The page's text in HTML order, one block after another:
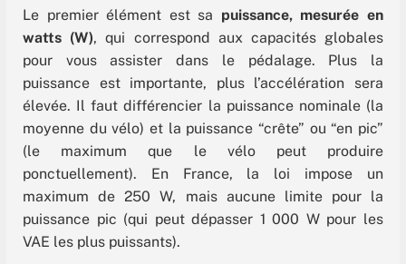
Le premier élément est sa puissance, mesurée en
watts (W), qui correspond aux capacités globales
pour vous assister dans le pédalage. Plus la
puissance est importante, plus l’accélération sera
élevée. Il faut différencier la puissance nominale (la
moyenne du vélo) et la puissance “crête” ou “en pic”
(le maximum que le vélo peut produire
ponctuellement). En France, la loi impose un
maximum de 250 W, mais aucune limite pour la
puissance pic (qui peut dépasser 1 000 W pour les
VAE les plus puissants).